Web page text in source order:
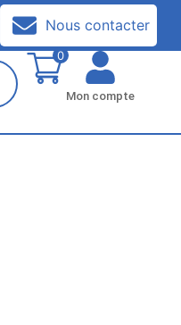
Nous contacter
0
Mon compte